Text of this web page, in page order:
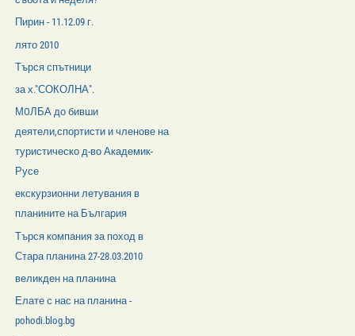
Пирин - 11.12.09 г.
лято 2010
Търся спътници
за х."СОКОЛНА".
МOЛБА до бивши
деятели,спортисти и членове на
туристическо д-во Академик-
Русе
екскурзионни летувания в
планините на България
Търся компания за поход в
Стара планина 27-28.03.2010
великден на планина
Елате с нас на планина -
pohodi.blog.bg